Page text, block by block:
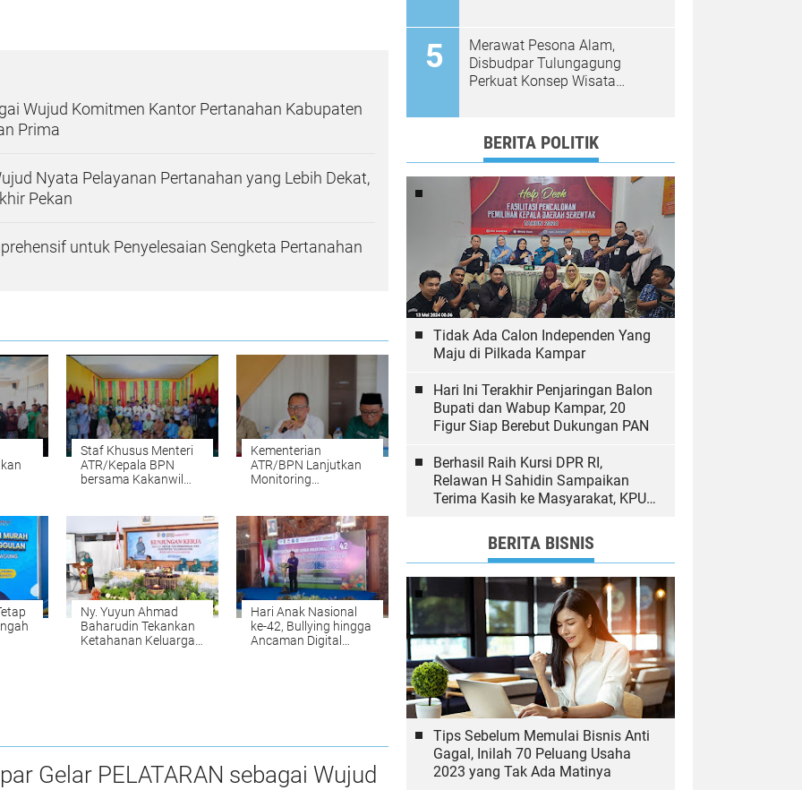
Wujud Komitmen Kantor Pertanahan Kabupaten
Prima
Nyata Pelayanan Pertanahan yang Lebih Dekat,
Pekan
untuk Penyelesaian Sengketa Pertanahan
Staf Khusus Menteri
ATR/Kepala BPN
bersama Kakanwil
Kepatuhan
Pendaftaran Tanah
Ulayat di Kubu, Rokan
Hilir
Kementerian
ATR/BPN Lanjutkan
Monitoring
Ulayat di Desa
Langgam, Kabupaten
Pelalawan
Ny. Yuyun Ahmad
Baharudin Tekankan
Ketahanan Keluarga
Hari Anak Nasional
ke-42, Bullying hingga
Ancaman Digital
sebagai Wujud
Warga
Merawat Pesona Alam,
Disbudpar Tulungagung
Perkuat Konsep Wisata
BERITA POLITIK
Tidak Ada Calon Independen Yang
Maju di Pilkada Kampar
Hari Ini Terakhir Penjaringan Balon
Bupati dan Wabup Kampar, 20
Figur Siap Berebut Dukungan PAN
Berhasil Raih Kursi DPR RI,
Relawan H Sahidin Sampaikan
Terima Kasih ke Masyarakat, KPU
BERITA BISNIS
Tips Sebelum Memulai Bisnis Anti
Gagal, Inilah 70 Peluang Usaha
2023 yang Tak Ada Matinya